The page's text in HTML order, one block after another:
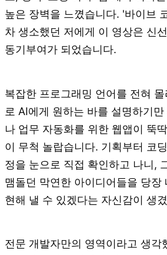
높은 장벽을 느꼈습니다. '바이브
차 생소했던 저에게 이 영상은 신
동기부여가 되었습니다.
복잡한 프로그래밍 언어를 전혀
로 AI에게 원하는 바를 설명하기
나 업무 자동화를 위한 웹앱이 뚝
이 무척 놀랍습니다. 기획부터 코
정을 눈으로 직접 확인하고 나니,
맴돌던 막연한 아이디어들을 당장
현해 낼 수 있겠다는 자신감이 생
전문 개발자만의 영역이라고 생각